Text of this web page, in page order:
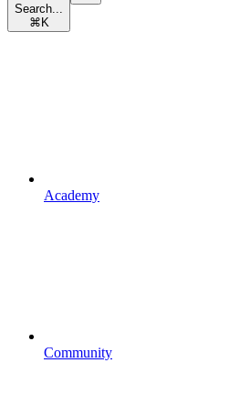
Search...
⌘ K
Academy
Community